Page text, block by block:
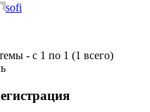
sofi
- с 1 по 1 (1 всего)